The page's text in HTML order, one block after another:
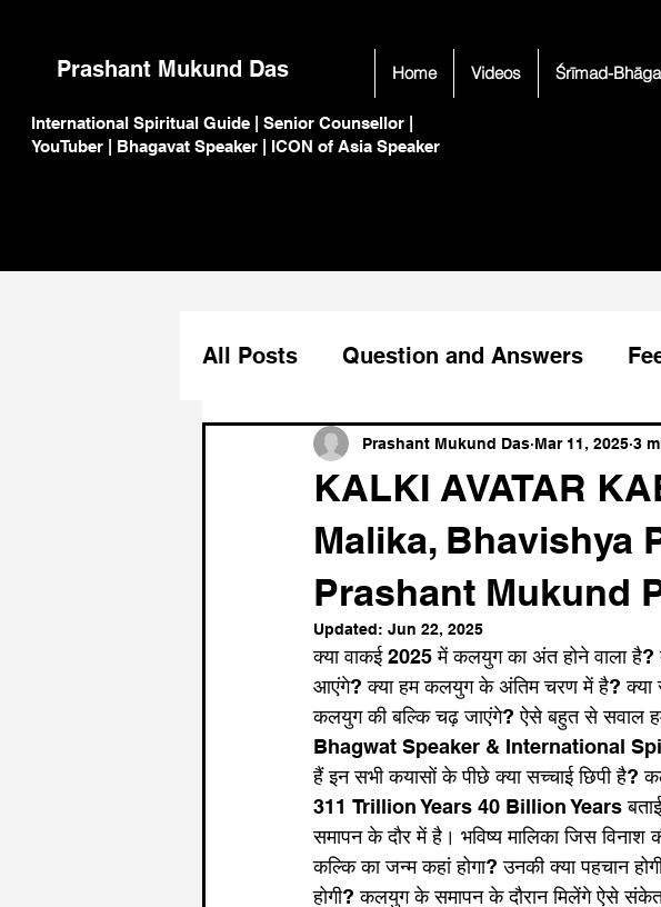
Prashant Mukund Das
International Spiritual Guide | Senior Counsellor |
YouTuber | Bhagavat Speaker | ICON of Asia Speaker
Śrīmad-
Videos
Home
All Posts Question and Answers
Festival Celeberation Devotee
KALKI AVATAR
Malika, Bhavishya
Prashant Mukund
Prashant Mukund Das Mar 11, 2025 3
Updated: Jun 22, 2025
क्या वाकई 2025 में कलयुग का अंत होने वाला है?
आएंगे? क्या हम कलयुग के अंतिम चरण में है? क्या
कलयुग की बल्कि चढ़ जाएंगे? ऐसे बहुत से सवाल
Bhagwat Speaker & International
हैं इन सभी कयासों के पीछे क्या सच्चाई छिपी है?
311 Trillion Years 40 Billion Years
समापन के दौर में है। भविष्य मालिका जिस विनाश
कल्कि का जन्म कहां होगा? उनकी क्या पहचान
होगी? कलयुग के समापन के दौरान मिलेंगे ऐसे